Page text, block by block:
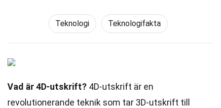
Teknologi Teknologifakta
Vad är 4D-utskrift? 4D-utskrift är en
revolutionerande teknik som tar 3D-utskrift till